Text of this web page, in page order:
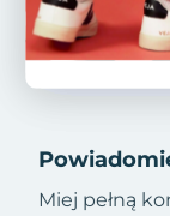
Miej pełną